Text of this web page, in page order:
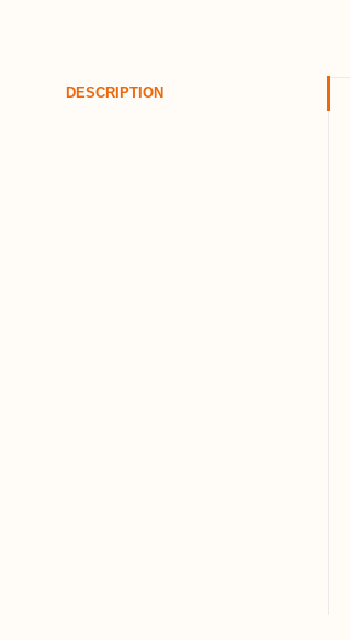
DESCRIPTION